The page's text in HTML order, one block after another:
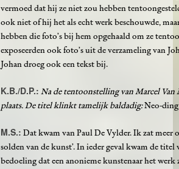
vermoed dat hij ze niet zou hebben
ook niet of hij het als echt werk beschouwde,
hebben die foto’s bij hem opgehaald om ze
exposeerden ook foto’s uit de verzameling van
Johan droeg ook een tekst bij.
K.B./D.P.: Na de tentoonstelling van Marcel Van
plaats. De titel klinkt tamelijk baldadig:Neo-
M.S.: Dat kwam van Paul De Vylder. Ik zat meer
solden van de kunst’. In ieder geval kwam de
bedoeling dat een anonieme kunstenaar het werk